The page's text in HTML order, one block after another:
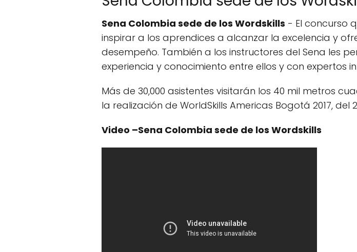
Sena Colombia sede de los Wordskills - El concurso
inspirar a los aprendices a alcanzar la excelencia y
desempeño. También a los instructores del Sena les
experiencia y conocimiento entre ellos y con expertos
Más de 30,000 asistentes visitarán los 40 mil metros
la realización de WorldSkills Americas Bogotá 2017,
Video –Sena Colombia sede de los Wordskills